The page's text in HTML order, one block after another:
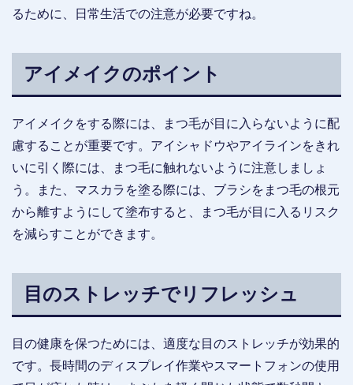
るために、日常生活での注意が必要ですね。
アイメイクのポイント
アイメイクをする際には、まつ毛が目に入らないように配
慮することが重要です。アイシャドウやアイラインをきれ
いに引く際には、まつ毛に触れないように注意しましょ
う。また、マスカラを塗る際には、ブラシをまつ毛の根元
から離すようにして塗布すると、まつ毛が目に入るリスク
を減らすことができます。
目のストレッチでリフレッシュ
目の健康を保つためには、適度な目のストレッチが効果的
です。長時間のディスプレイ作業やスマートフォンの使用